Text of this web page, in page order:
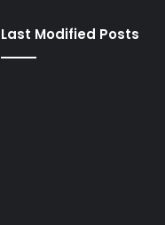
Last Modified Posts